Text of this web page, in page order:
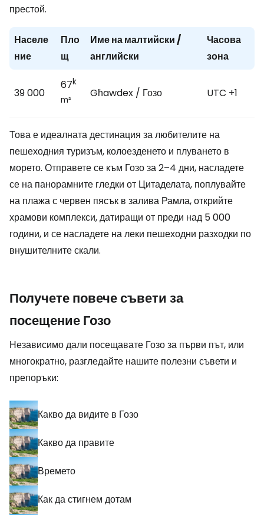
престой.
Населе
ние
Пло
щ
Име на малтийски /
английски
Часова
зона
39 000
67k
m²
Għawdex / Гозо UTC +1
Това е идеалната дестинация за любителите на
пешеходния туризъм, колоезденето и плуването в
морето. Отправете се към Гозо за 2–4 дни, насладете
се на панорамните гледки от Цитаделата, поплувайте
на плажа с червен пясък в залива Рамла, открийте
храмови комплекси, датиращи от преди над 5 000
години, и се насладете на леки пешеходни разходки по
внушителните скали.
Получете повече съвети за
посещение Гозо
Независимо дали посещавате Гозо за първи път, или
многократно, разгледайте нашите полезни съвети и
препоръки:
Какво да видите в Гозо
Какво да правите
Времето
Как да стигнем дотам